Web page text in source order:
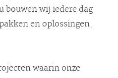
bouwen wij iedere dag
en oplossingen.
waarin onze